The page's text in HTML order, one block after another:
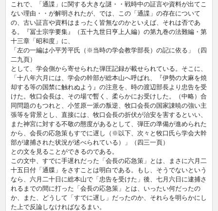
これで、「通諜」に関する大きな謎・・戦時中の証言や資料が出てこ
ない理由・・が解明されたが、では、この「通諜」の存在について
の、古い証言や資料はまったく皆無なのかといえば、それは否であ
る。『冨士宗学要集』（五十九世日亨上人編）の第九巻の法難編・第
十三章「昭和度」に、
「左の一編は小平芳平氏（※当時の学会教学部長）の記に依る」（四
二九頁）
として、学会側から寄せられた弾圧記録が載せられている。そこに、
「十八年六月には、学会の幹部が総本山へ呼ばれ、『伊勢の大麻を焼
却する等の国禁に触れぬよう』の注意を、時の渡辺部長より忠告を受
けた。牧口会長は、その場で暫く、柔らかにお受けした。（中略）合
同問題のもつれと、小笠原一派の叛逆、牧口会長の国家諌暁の強い主
張等を背景とし、直接には、牧口会長の折伏が治安を害するといい、
また神宮に対する不敬の態度があるとして、弾圧の準備が進められた
から、会長の応急策もすでに遅し（※以下、次々と牧口氏ら学会大幹
部が逮捕された状況が述べられている）」（四三一頁）
との文を見ることができるのである。
この文中、すでに手遅れだった「会長の応急策」とは、まさに六月二
十五日付「通牒」をさすことは明白である。もし、そうでないという
なら、六月二十日に総本山で「忠告を受けた」後、七月六日に逮捕さ
れるまでの間に打った「会長の応急策」とは、いったい何だったの
か、また、どうして「すでに遅し」だったのか、それらを明らかにし
た上で反論しなければなるまい。